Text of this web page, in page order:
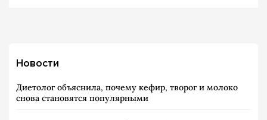
Новости
Диетолог объяснила, почему кефир, творог и молоко
снова становятся популярными